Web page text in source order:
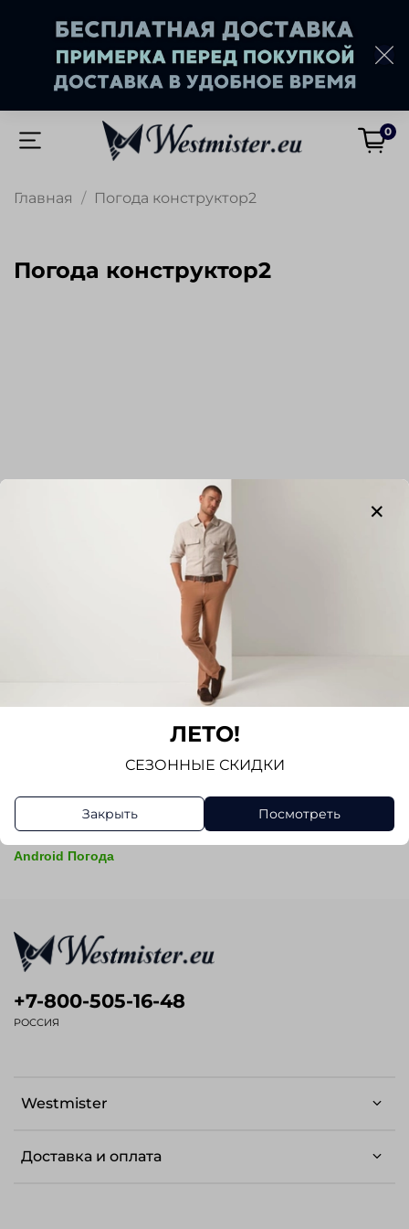
0
Главная Погода конструктор2
Погода конструктор2
Android Погода
Westmister
Доставка и оплата
+7-800-505-16-48
РОССИЯ
ЛЕТО!
СЕЗОННЫЕ СКИДКИ
Закрыть Посмотреть